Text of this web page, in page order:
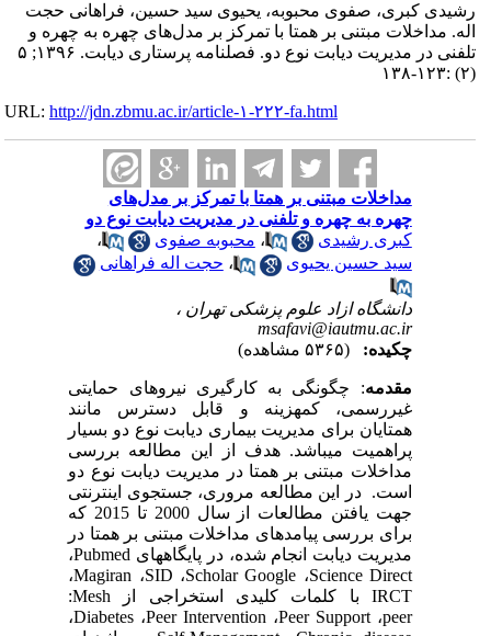
رشیدی کبری، صفوی محبوبه، یحیوی سید حسین، فراهانی حجت
اله. مداخلات مبتنی بر همتا با تمرکز بر مدل‌های چهره به چهره و
تلفنی در مدیریت دیابت نوع دو. فصلنامه پرستاری دیابت. ۱۳۹۶; ۵
URL:http://jdn.zbmu.ac.ir/article-۱-۲۲۲-fa.html
مداخلات مبتنی بر همتا با تمرکز بر مدل‌های
چهره به چهره و تلفنی در مدیریت دیابت نوع دو
کبری رشیدی
،محبوبه صفوی
،
سید حسین یحیوی
،حجت اله فراهانی
دانشگاه ازاد علوم پزشکی تهران ،
msafavi@iautmu.ac.ir
چکیده:
مقدمه: چگونگی به کارگیری نیروهای حمایتی
غیررسمی، کم­هزینه و قابل دسترس مانند
همتایان برای مدیریت بیماری دیابت نوع دو بسیار
پراهمیت می­باشد. هدف از این مطالعه بررسی
مداخلات مبتنی بر همتا در مدیریت دیابت نوع دو
است. در این مطالعه مروری، جستجوی اینترنتی
جهت یافتن مطالعات از سال 2000 تا 2015 که
برای بررسی پیامدهای مداخلات مبتنی بر همتا در
مدیریت دیابت انجام شده، در پایگاه­هایPubmed،
Science Direct،Google
Scholar،SID،Magiran،
IRCTبا کلمات کلیدی استخراجی از Mesh
:
peer،Support
Peer،Peer Intervention،Diabetes،